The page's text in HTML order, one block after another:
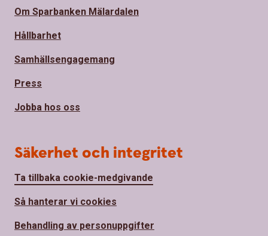
Om Sparbanken Mälardalen
Hållbarhet
Samhällsengagemang
Press
Jobba hos oss
Säkerhet och integritet
Ta tillbaka cookie-medgivande
Så hanterar vi cookies
Behandling av personuppgifter